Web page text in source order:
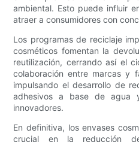
ambiental. Esto puede influir
atraer a consumidores con
Los programas de reciclaje
cosméticos fomentan la
reutilización, cerrando así el
colaboración entre marcas y
impulsando el desarrollo de
adhesivos a base de agua
innovadores.
En definitiva, los envases
crucial en la reducción